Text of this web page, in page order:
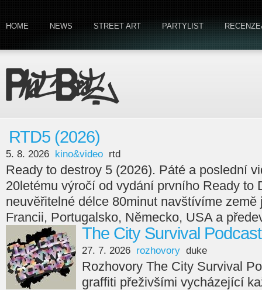
HOME NEWS STREET ART PARTYLIST
RTD5 (2026)
5. 8. 2026 kino&video rtd
Ready to destroy 5 (2026). Páté a poslední
20letému výročí od vydání prvního Ready to
neuvěřitelné délce 80minut navštívíme
Francii, Portugalsko, Německo, USA a
The City Survival Podcast
27. 7. 2026 rozhovory duke
Rozhovory The City Survival
graffiti přeživšími vycházející